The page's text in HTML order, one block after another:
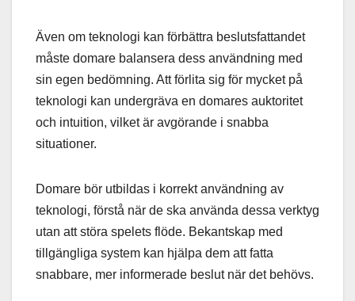
Även om teknologi kan förbättra beslutsfattandet
måste domare balansera dess användning med
sin egen bedömning. Att förlita sig för mycket på
teknologi kan undergräva en domares auktoritet
och intuition, vilket är avgörande i snabba
situationer.
Domare bör utbildas i korrekt användning av
teknologi, förstå när de ska använda dessa verktyg
utan att störa spelets flöde. Bekantskap med
tillgängliga system kan hjälpa dem att fatta
snabbare, mer informerade beslut när det behövs.